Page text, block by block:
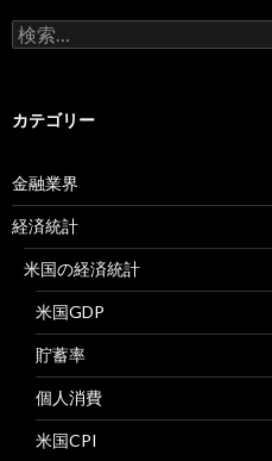
検
索:
カテゴリー
金融業界
経済統計
米国の経済統計
米国GDP
貯蓄率
個人消費
米国CPI